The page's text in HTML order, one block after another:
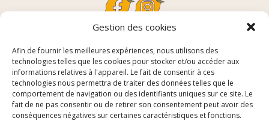
Gestion des cookies
Afin de fournir les meilleures expériences, nous utilisons des
technologies telles que les cookies pour stocker et/ou accéder aux
informations relatives à l'appareil. Le fait de consentir à ces
technologies nous permettra de traiter des données telles que le
comportement de navigation ou des identifiants uniques sur ce site. Le
fait de ne pas consentir ou de retirer son consentement peut avoir des
conséquences négatives sur certaines caractéristiques et fonctions.
Contact
contact@nicuzza.fr
Mentions Légales